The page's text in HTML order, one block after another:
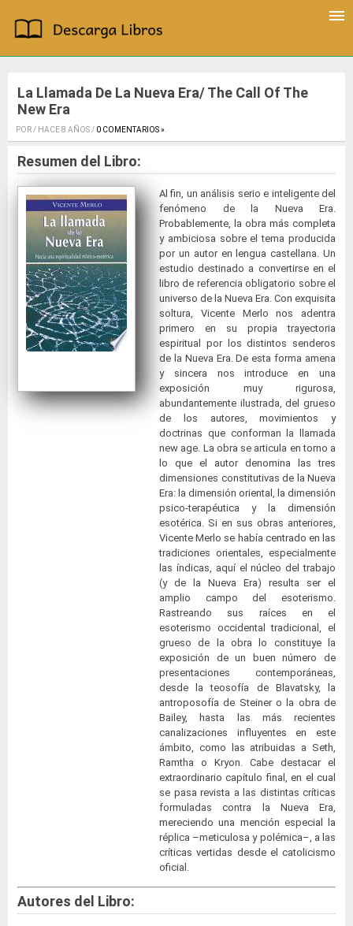
La Llamada De La Nueva Era/ The Call Of The
New Era
POR / HACE 8 AÑOS / 0 COMENTARIOS ».
Resumen del Libro:
Al fin, un análisis serio e inteligente del
fenómeno de la Nueva Era.
Probablemente, la obra más completa
y ambiciosa sobre el tema producida
por un autor en lengua castellana. Un
estudio destinado a convertirse en el
libro de referencia obligatorio sobre el
universo de la Nueva Era. Con exquisita
soltura, Vicente Merlo nos adentra
primero en su propia trayectoria
espiritual por los distintos senderos
de la Nueva Era. De esta forma amena
y sincera nos introduce en una
exposición muy rigurosa,
abundantemente ilustrada, del grueso
de los autores, movimientos y
doctrinas que conforman la llamada
new age. La obra se articula en torno a
lo que el autor denomina las tres
dimensiones constitutivas de la Nueva
Era: la dimensión oriental, la dimensión
psico-terapéutica y la dimensión
esotérica. Si en sus obras anteriores,
Vicente Merlo se había centrado en las
tradiciones orientales, especialmente
las índicas, aquí el núcleo del trabajo
(y de la Nueva Era) resulta ser el
amplio campo del esoterismo.
Rastreando sus raíces en el
esoterismo occidental tradicional, el
grueso de la obra lo constituye la
exposición de un buen número de
presentaciones contemporáneas,
desde la teosofía de Blavatsky, la
antroposofía de Steiner o la obra de
Bailey, hasta las más recientes
canalizaciones influyentes en este
ámbito, como las atribuidas a Seth,
Ramtha o Kryon. Cabe destacar el
extraordinario capítulo final, en el cual
se pasa revista a las distintas críticas
formuladas contra la Nueva Era,
mereciendo una mención especial la
réplica –meticulosa y polémica–, a las
críticas vertidas desde el catolicismo
oficial.
Autores del Libro: